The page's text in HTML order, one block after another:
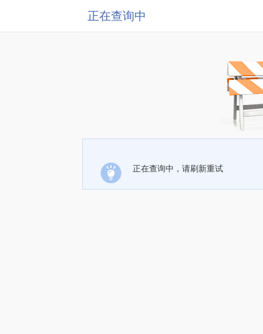
正在查询中
正在查询中，请刷新重试